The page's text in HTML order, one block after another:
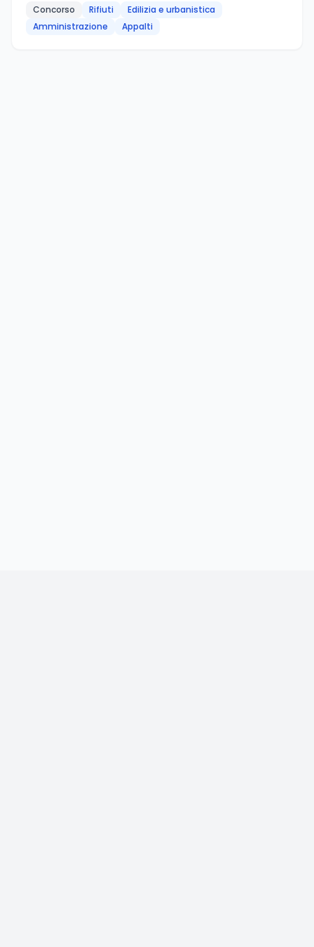
Concorso Rifiuti
Edilizia e urbanistica
Amministrazione
Appalti